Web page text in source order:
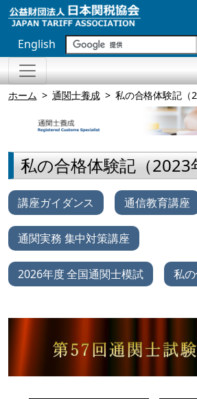
English
ホーム 通関士養成 私の合格体験記（
私の合格体験記（2023
講座ガイダンス 通信教育講座
通関実務 集中対策講座
2026年度 全国通関士模試 私